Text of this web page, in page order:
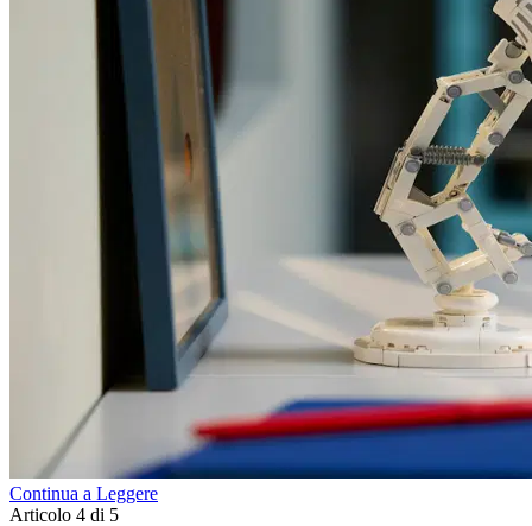
Continua a Leggere
Articolo 4 di 5